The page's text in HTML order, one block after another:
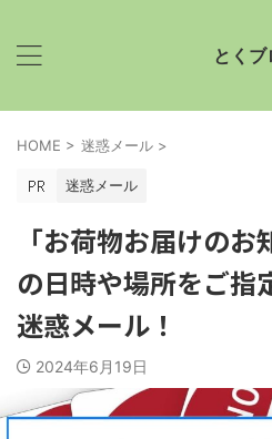
とくブ
HOME > 迷惑メール >
迷惑メール
「お荷物お届けの
の日時や場所をご指
迷惑メール！
2024年6月19日